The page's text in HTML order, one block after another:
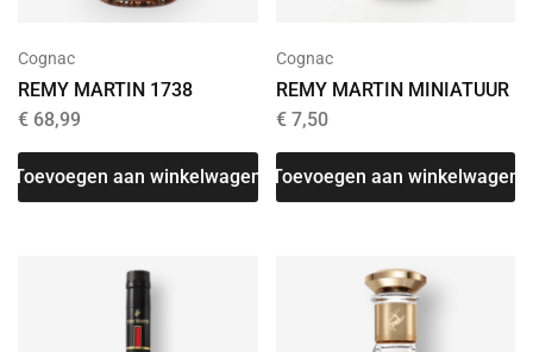
Cognac
REMY MARTIN 1738
€ 68,99
Toevoegen aan winkelwagen
Cognac
REMY MARTIN MINIATUUR
€7,50
Toevoegen aan winkelwagen